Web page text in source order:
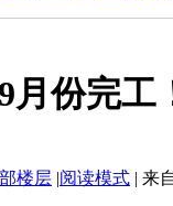
月份完工
楼层 |阅读模式 | 来